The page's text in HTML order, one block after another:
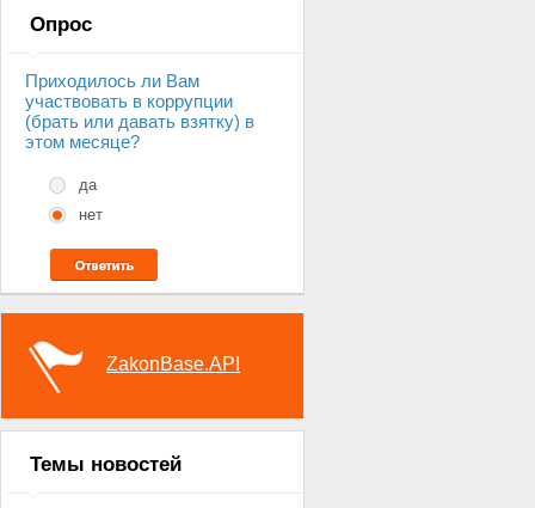
Опрос
Приходилось ли Вам
участвовать в коррупции
(брать или давать взятку) в
этом месяце?
да
нет
ZakonBase.API
Темы новостей